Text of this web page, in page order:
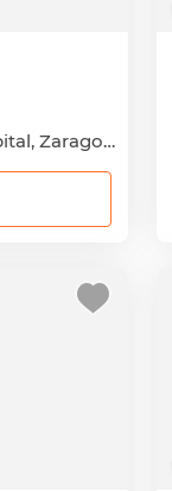
Delicias, Zaragoza Capital, Zaragoza